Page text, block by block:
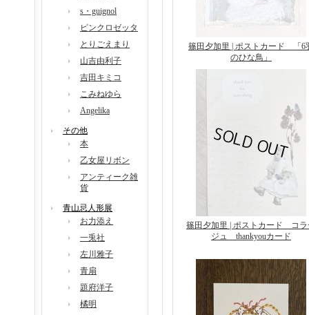
s・guignol
ピンクロゼッタ
とりごえまり
山吉由利子
吉田キミコ
こみねゆら
Angelika
その他
本
乙女屋リボン
アンティーク雑
貨
青山忌人形展
お力添え
一兎社
左川雅子
青扇
題府洋子
橘明
篠田夕加里 | ポストカード 「6
のひな鳥」
篠田夕加里 | ポストカード コラ
ジュ thankyouカード